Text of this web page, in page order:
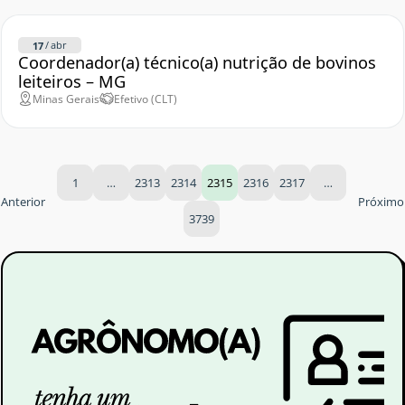
17/abr
Coordenador(a) técnico(a) nutrição de bovinos
leiteiros – MG
Minas Gerais Efetivo (CLT)
Anterior
1 … 2313 2314 2315 2316 2317 …
3739
Próximo